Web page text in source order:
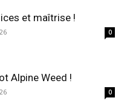
et maîtrise !
0
Alpine Weed !
0